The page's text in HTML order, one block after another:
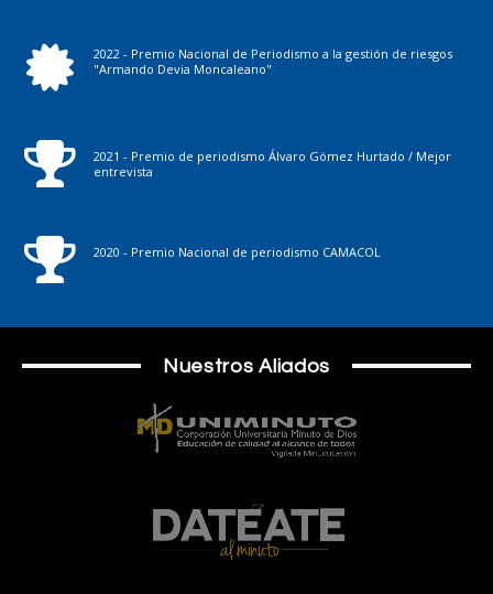
2022 - Premio Nacional de Periodismo a la gestión de riesgos
"Armando Devia Moncaleano"
2021 - Premio de periodismo Álvaro Gómez Hurtado / Mejor
entrevista
2020 - Premio Nacional de periodismo CAMACOL
Nuestros Aliados